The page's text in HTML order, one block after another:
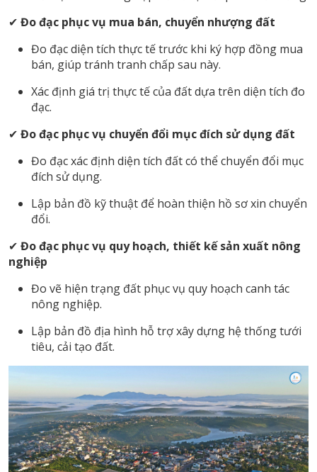
✔ Đo đạc phục vụ mua bán, chuyển nhượng đất
Đo đạc diện tích thực tế trước khi ký hợp đồng mua
bán, giúp tránh tranh chấp sau này.
Xác định giá trị thực tế của đất dựa trên diện tích đo
đạc.
✔ Đo đạc phục vụ chuyển đổi mục đích sử dụng đất
Đo đạc xác định diện tích đất có thể chuyển đổi mục
đích sử dụng.
Lập bản đồ kỹ thuật để hoàn thiện hồ sơ xin chuyển
đổi.
✔ Đo đạc phục vụ quy hoạch, thiết kế sản xuất nông
nghiệp
Đo vẽ hiện trạng đất phục vụ quy hoạch canh tác
nông nghiệp.
Lập bản đồ địa hình hỗ trợ xây dựng hệ thống tưới
tiêu, cải tạo đất.